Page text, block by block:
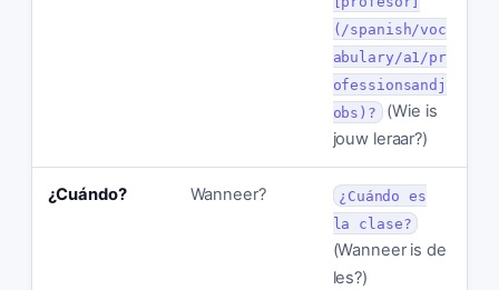
(/spanish/voc
abulary/a1/pr
ofessionsandj
obs)? (Wie is
jouw leraar?)
¿Cuándo? Wanneer?
¿Cuándo es
la clase?
(Wanneer is de
les?)